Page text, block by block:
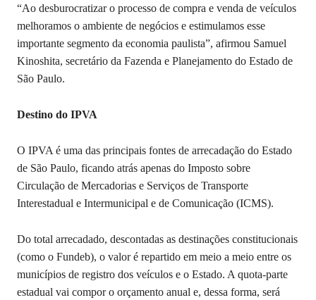
“Ao desburocratizar o processo de compra e venda de veículos
melhoramos o ambiente de negócios e estimulamos esse
importante segmento da economia paulista”, afirmou Samuel
Kinoshita, secretário da Fazenda e Planejamento do Estado de
São Paulo.
Destino do IPVA
O IPVA é uma das principais fontes de arrecadação do Estado
de São Paulo, ficando atrás apenas do Imposto sobre
Circulação de Mercadorias e Serviços de Transporte
Interestadual e Intermunicipal e de Comunicação (ICMS).
Do total arrecadado, descontadas as destinações constitucionais
(como o Fundeb), o valor é repartido em meio a meio entre os
municípios de registro dos veículos e o Estado. A quota-parte
estadual vai compor o orçamento anual e, dessa forma, será